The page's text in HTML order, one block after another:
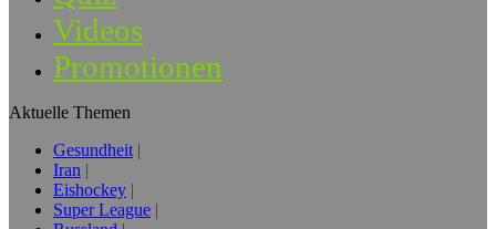
Videos
Promotionen
Aktuelle Themen
Gesundheit
Iran
Eishockey
Super League